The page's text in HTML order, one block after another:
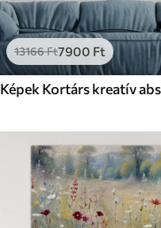
13166Ft7900 Ft